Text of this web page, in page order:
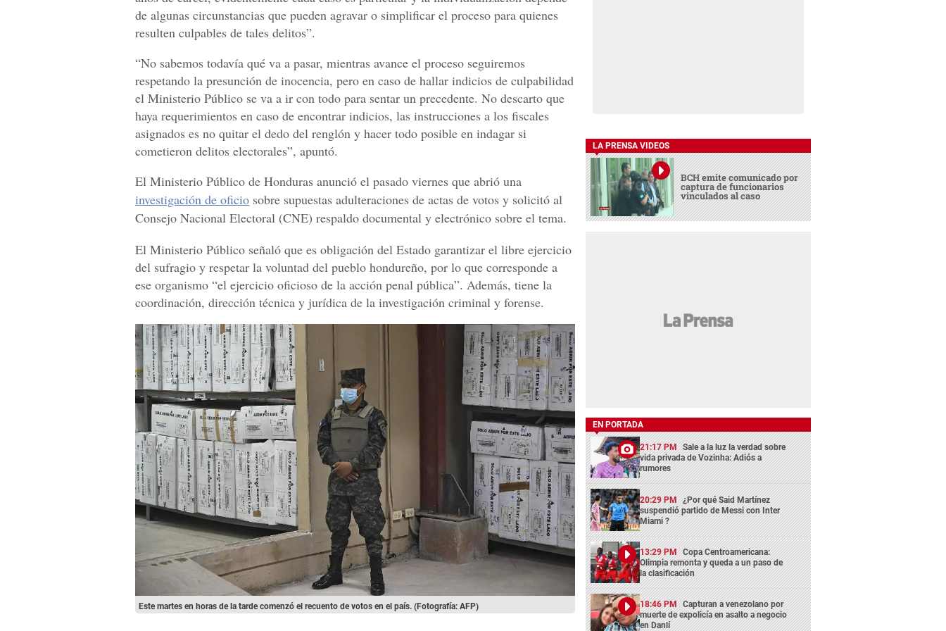
de algunas circunstancias que pueden agravar o simplificar el proceso para quienes
resulten culpables de tales delitos”.
“No sabemos todavía qué va a pasar, mientras avance el proceso seguiremos
respetando la presunción de inocencia, pero en caso de hallar indicios de culpabilidad
el Ministerio Público se va a ir con todo para sentar un precedente. No descarto que
haya requerimientos en caso de encontrar indicios, las instrucciones a los fiscales
asignados es no quitar el dedo del renglón y hacer todo posible en indagar si
cometieron delitos electorales”, apuntó.
El Ministerio Público de Honduras anunció el pasado viernes que abrió una
investigación de oficio sobre supuestas adulteraciones de actas de votos y solicitó al
Consejo Nacional Electoral (CNE) respaldo documental y electrónico sobre el tema.
El Ministerio Público señaló que es obligación del Estado garantizar el libre ejercicio
del sufragio y respetar la voluntad del pueblo hondureño, por lo que corresponde a
ese organismo “el ejercicio oficioso de la acción penal pública”. Además, tiene la
coordinación, dirección técnica y jurídica de la investigación criminal y forense.
Este martes en horas de la tarde comenzó el recuento de votos en el país. (Fotografía: AFP)
LA PRENSA VIDEOS
BCH emite comunicado por
captura de funcionarios
vinculados al caso
EN PORTADA
21:17 PM Sale a la luz la verdad sobre
vida privada de Vozinha: Adiós a
rumores
20:29 PM ¿Por qué Said Martínez
suspendió partido de Messi con Inter
Miami ?
13:29 PM Copa Centroamericana:
Olimpia remonta y queda a un paso de
la clasificación
18:46 PM Capturan a venezolano por
muerte de expolicía en asalto a negocio
en Danlí